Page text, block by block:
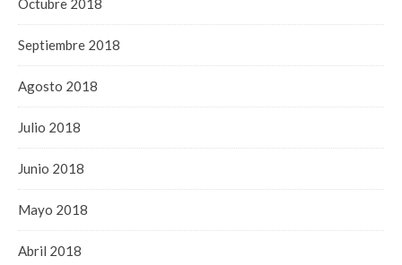
Octubre 2018
Septiembre 2018
Agosto 2018
Julio 2018
Junio 2018
Mayo 2018
Abril 2018